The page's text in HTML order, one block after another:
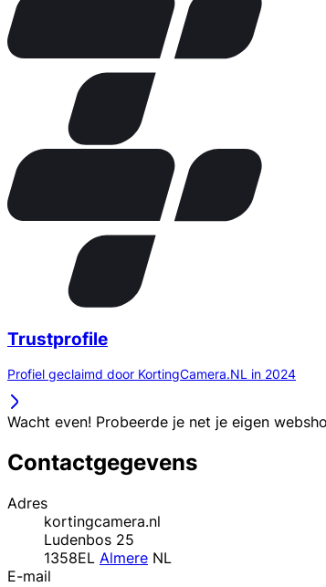
Trustprofile
Profiel geclaimd door KortingCamera.NL in 2024
Wacht even! Probeerde je net je eigen
Contactgegevens
Adres
kortingcamera.nl
Ludenbos 25
1358EL Almere NL
E-mail